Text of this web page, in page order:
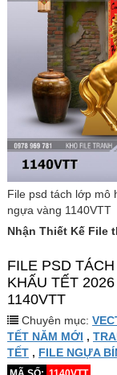
File psd tách lớp mô
ngựa vàng 1140VTT
Nhận Thiết Kế File
FILE PSD
KHẤU TẾT
1140VTT
Chuyên mục:
TẾT NĂM MỚI ,
TẾT , FILE NGỰA